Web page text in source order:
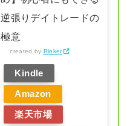
逆張りデイトレードの
極意
created by Rinker
Kindle
Amazon
楽天市場